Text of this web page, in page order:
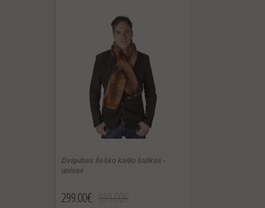
Dvigubas šeško kailio šalikas -
unisex
299.00€